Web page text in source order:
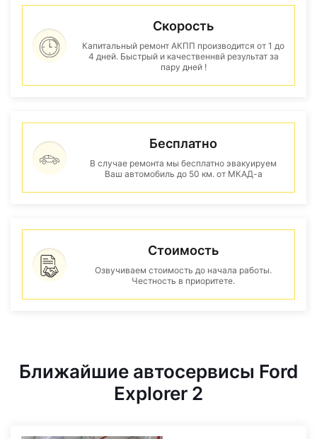
Скорость
Капитальный ремонт АКПП производится от 1 до
4 дней. Быстрый и качественнвй результат за
пару дней !
Бесплатно
В случае ремонта мы бесплатно эвакуируем
Ваш автомобиль до 50 км. от МКАД-а
Стоимость
Озвучиваем стоимость до начала работы.
Честность в приоритете.
Ближайшие автосервисы Ford
Explorer 2